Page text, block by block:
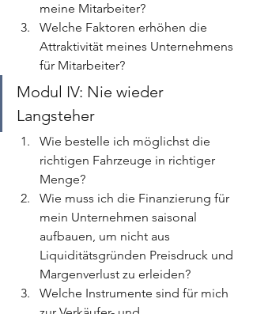
meine Mitarbeiter?
Welche Faktoren erhöhen die
Attraktivität meines Unternehmens
für Mitarbeiter?
Modul IV: Nie wieder
Langsteher
Wie bestelle ich möglichst die
richtigen Fahrzeuge in richtiger
Menge?
Wie muss ich die Finanzierung für
mein Unternehmen saisonal
aufbauen, um nicht aus
Liquiditätsgründen Preisdruck und
Margenverlust zu erleiden?
Welche Instrumente sind für mich